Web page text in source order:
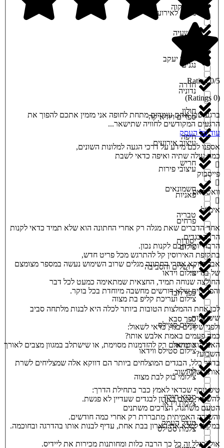
מקום לאירוע
מתנות
נגנים
נדוניה
ספרים ויודאיקה
עיצוב אירועים
עיצובי פירות
פאניות
פרחים
צילום
צילום וידאו
צילום ועריכת קליפ בת מצוה
צילום סטילס
צילום סטילס ווידאו
צילומי בוק לבת מצוה
צלמת וידאו
צלמת סטילס
גני תקוה
הושעיה
זיכרון יעקב
חדרה
חולון
חיפה
חריש
חשמונאים
טבריה
יסודות
ירושלים והסביבה
כפר חבד
כפר סבא
כרמיאל
לוד
מבוא חורון
מגדל העמק
0/5 Rating
(0 Ratings)
ברגע שבו אתם עומדים מתחת לחופה אני מזמין אתכם להפוך את
הרגעים המקודשים לחוויה שתישאר...
עוד על העסק
אספנו לכם מידע על דרכי הגעה למלונות השונים,
כמה עולה שתיה ואיפה כדאי לשבת
פייסבוק
וואטסאפ
אימייל
אחד הדברים שאת מגלה רק אחרי החתונה הוא שלא תמיד כדאי לקנות
הרבה בגדים.
הרבה יותר חכם לקנות נכון.
בתקופת האירוסין קל להתרגש מכל פריט חדש,
אבל דווקא אחרי החתונה מגלים שרוב השימוש נעשה במספר מצומצם
של בגדים:
החולצה שנוחה תמיד, החצאית שמתאימה כמעט לכל דבר
והפריטים שלא דורשים מחשבה מיוחדת בכל בוקר.
לכן אחת ההמלצות הטובות ביותר לכלה היא לבנות מלתחה סביב
שימושיות.
ולפני שקונים בגד, כדאי לשאול:
כמה פעמים באמת אלבש אותו?
האם הוא מתאים רק להזדמנות מסוימת, או שישתלב במגוון מצבים לאורך
השבוע?
בדרך כלל, הבגדים המוצלחים ביותר הם דווקא אלה שמצליחים לשרת
אותנו שוב ושוב.
טיפ נוסף שכדאי לאמץ כבר בתחילת הדרך:
להשאיר מקום בארון לבגדים שעדיין לא פגשת.
הטעם משתנה, הצרכים משתנים
והשגרה האמיתית מתבררת רק אחרי כמה חודשים.
במקום למלא את הארון בבת אחת, עדיף לבנות אותו בהדרגה ובחוכמה.
אולי בגלל זה כל כך הרבה כלות ומחותנות מכירות את ליידיס.